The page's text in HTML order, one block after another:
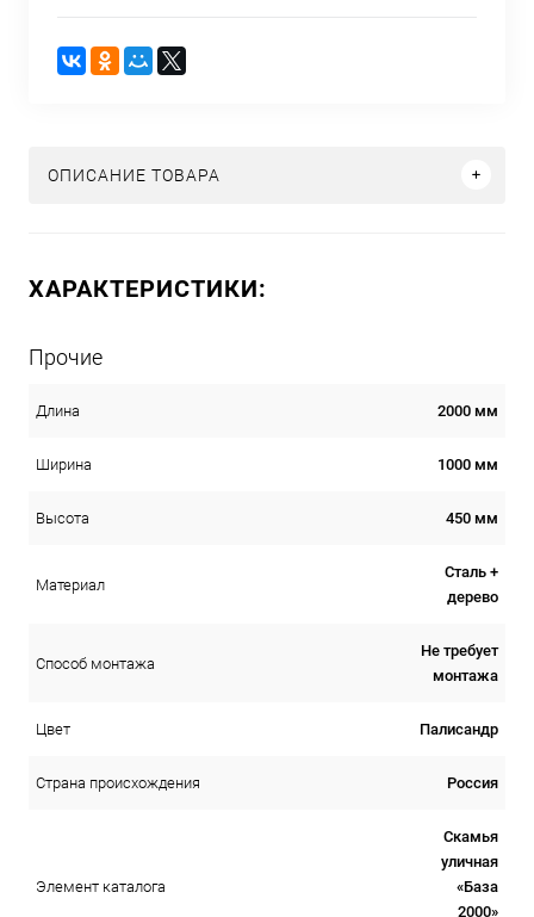
ОПИСАНИЕ ТОВАРА
ХАРАКТЕРИСТИКИ:
Прочие
Длина 2000 мм
Ширина 1000 мм
Высота 450 мм
Материал
Сталь +
дерево
Способ монтажа
Не требует
монтажа
Цвет Палисандр
Страна происхождения Россия
Элемент каталога
Скамья
уличная
«База
2000»